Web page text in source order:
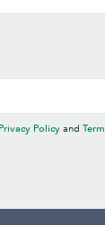
Privacy Policy and